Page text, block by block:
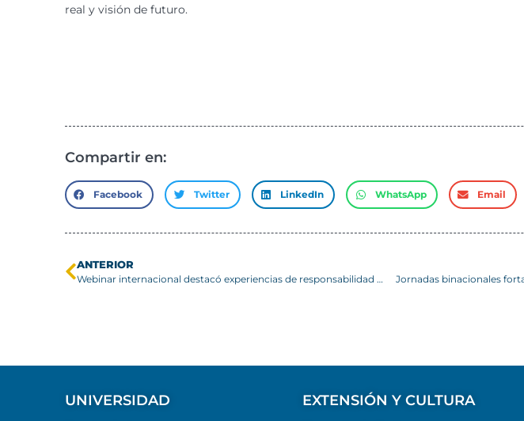
real y visión de futuro.
Compartir en:
Facebook Twitter LinkedIn WhatsApp Email
ANTERIOR
Webinar internacional destacó experiencias de responsabilidad social desarrolladas por la USM y universidad colombiana
UNIVERSIDAD EXTENSIÓN Y CULTURA